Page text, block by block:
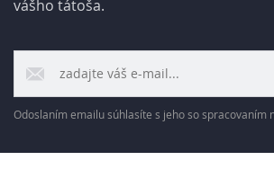
vášho tátoša.
Odoslaním emailu súhlasíte s jeho so spracovaním